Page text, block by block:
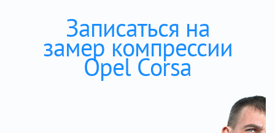
Записаться на
замер компрессии
Opel Corsa